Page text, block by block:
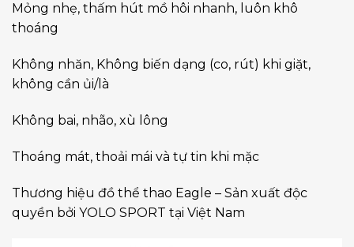
Mỏng nhẹ, thấm hút mồ hôi nhanh, luôn khô
thoáng
Không nhăn, Không biến dạng (co, rút) khi giặt,
không cần ủi/là
Không bai, nhão, xù lông
Thoáng mát, thoải mái và tự tin khi mặc
Thương hiệu đồ thể thao Eagle – Sản xuất độc
quyền bởi YOLO SPORT tại Việt Nam